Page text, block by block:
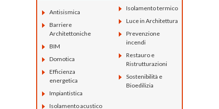
Antisismica
Barriere
Architettoniche
BIM
Domotica
Efficienza
energetica
Impiantistica
Isolamento acustico
Isolamento termico
Luce in Architettura
Prevenzione
incendi
Restauro e
Ristrutturazioni
Sostenibilità e
Bioedilizia